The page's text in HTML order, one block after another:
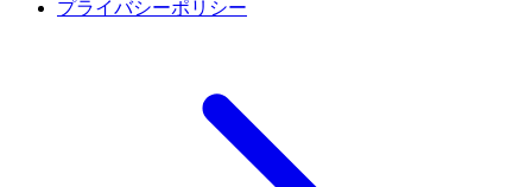
プライバシーポリシー